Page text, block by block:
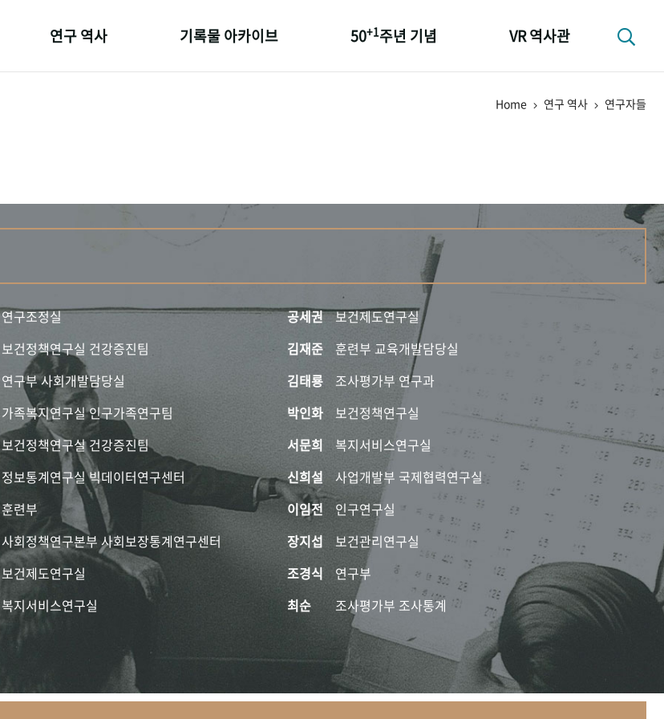
연구 역사 기록물 아카이브 50+1주년 기념 VR 역사관
Home 연구 역사 연구자들
연구조정실 공세권
보건제도연구실
보건정책연구실 건강증진팀 김재준
훈련부 교육개발담당실
연구부 사회개발담당실 김태룡
조사평가부 연구과
가족복지연구실 인구가족연구팀 박인화
보건정책연구실
보건정책연구실 건강증진팀 서문희
복지서비스연구실
정보통계연구실 빅데이터연구센터 신희설
사업개발부 국제협력연구실
훈련부 이임전
인구연구실
사회정책연구본부 사회보장통계연구센터 장지섭
보건관리연구실
보건제도연구실 조경식
연구부
복지서비스연구실 최순
조사평가부 조사통계